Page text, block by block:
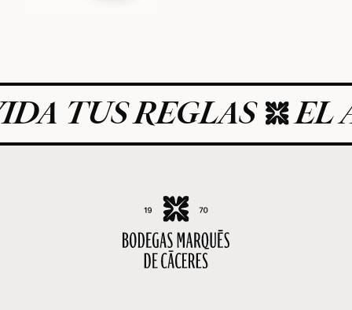
REGLAS EL ARTE